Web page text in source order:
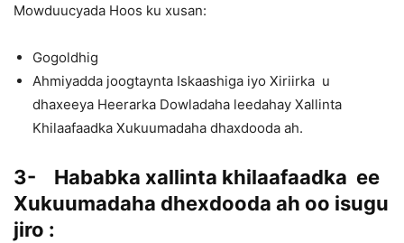
Mowduucyada Hoos ku xusan:
Gogoldhig
Ahmiyadda joogtaynta Iskaashiga iyo Xiriirka u
dhaxeeya Heerarka Dowladaha leedahay Xallinta
Khilaafaadka Xukuumadaha dhaxdooda ah.
3- Hababka xallinta khilaafaadka ee
Xukuumadaha dhexdooda ah oo isugu
jiro :